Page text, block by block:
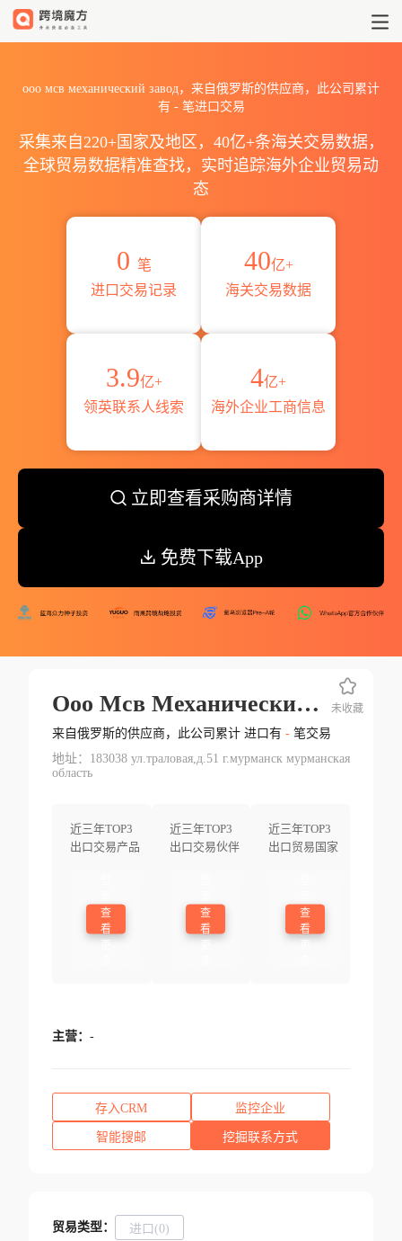
ооо мсв механический завод，来自俄罗斯的供应商，此公司累计
有 -笔进口交易
采集来自220+国家及地区，40亿+条海关交易数据，
全球贸易数据精准查找，实时追踪海外企业贸易动
态
0 笔
进口交易记录
40亿+
海关交易数据
3.9亿+
领英联系人线索
4亿+
海外企业工商信息
立即查看采购商详情
免费下载App
Ооо Мсв Механический Завод
来自俄罗斯的供应商，此公司累计 进口有 -笔交易
地址：183038 ул.траловая,д.51 г.мурманск мурманская
область
近三年TOP3
出口交易产品
查
看
近三年TOP3
出口交易伙伴
查
看
近三年TOP3
出口贸易国家
查
看
未收藏
主营： -
存入CRM 监控企业
智能搜邮 挖掘联系方式
贸易类型： 进口(0)